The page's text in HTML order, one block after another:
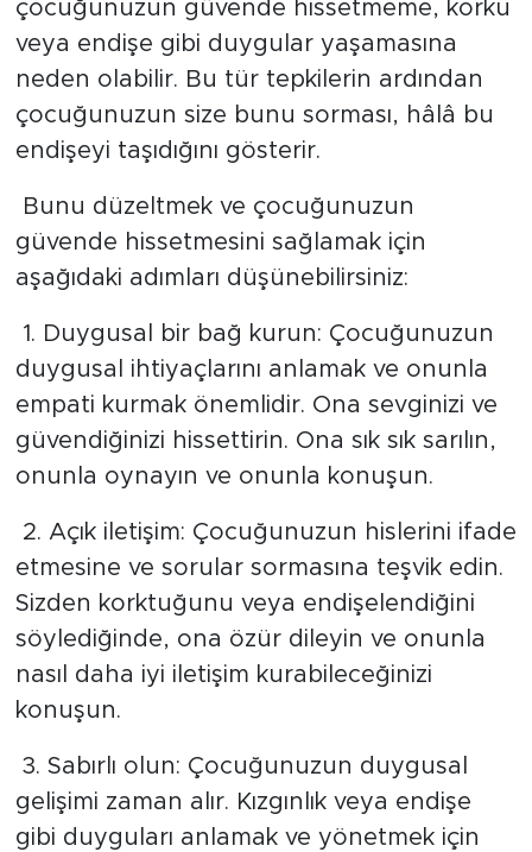
çocuğunuzun güvende hissetmeme, korku
veya endişe gibi duygular yaşamasına
neden olabilir. Bu tür tepkilerin ardından
çocuğunuzun size bunu sorması, hâlâ bu
endişeyi taşıdığını gösterir.
Bunu düzeltmek ve çocuğunuzun
güvende hissetmesini sağlamak için
aşağıdaki adımları düşünebilirsiniz:
1. Duygusal bir bağ kurun: Çocuğunuzun
duygusal ihtiyaçlarını anlamak ve onunla
empati kurmak önemlidir. Ona sevginizi ve
güvendiğinizi hissettirin. Ona sık sık sarılın,
onunla oynayın ve onunla konuşun.
2. Açık iletişim: Çocuğunuzun hislerini ifade
etmesine ve sorular sormasına teşvik edin.
Sizden korktuğunu veya endişelendiğini
söylediğinde, ona özür dileyin ve onunla
nasıl daha iyi iletişim kurabileceğinizi
konuşun.
3. Sabırlı olun: Çocuğunuzun duygusal
gelişimi zaman alır. Kızgınlık veya endişe
gibi duyguları anlamak ve yönetmek için
FOTO GALERİ
VİDEOLAR
SOSYAL MEDYA